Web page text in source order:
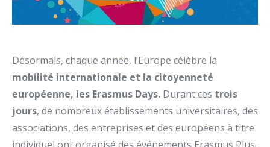
Désormais, chaque année, l’Europe célèbre la
mobilité internationale et la citoyenneté
européenne, les Erasmus Days. Durant ces trois
jours, de nombreux établissements universitaires, des
associations, des entreprises et des européens à titre